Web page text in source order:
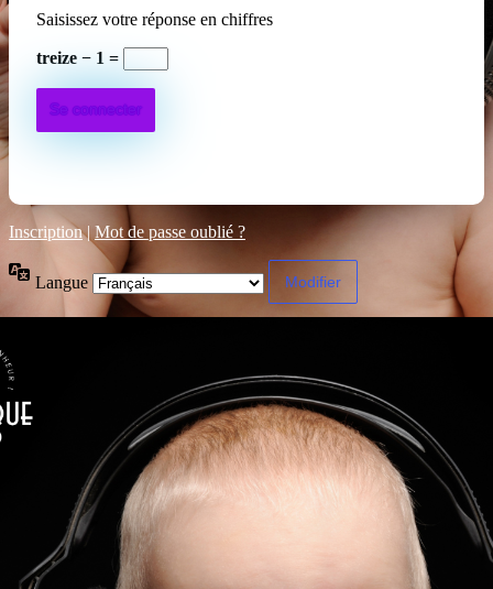
Saisissez votre réponse en chiffres
treize − 1 =
Inscription| Mot de passe oublié ?
Langue